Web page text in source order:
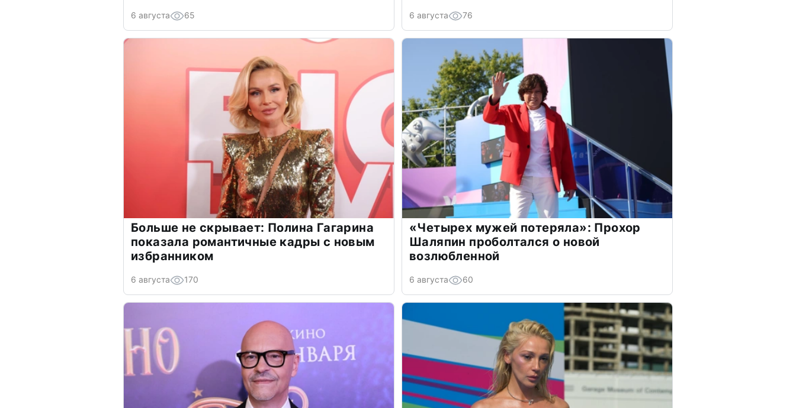
6 августа 65 6 августа 76
Больше не скрывает: Полина Гагарина
показала романтичные кадры с новым
избранником
6 августа 170
«Четырех мужей потеряла»: Прохор
Шаляпин проболтался о новой
возлюбленной
6 августа 60